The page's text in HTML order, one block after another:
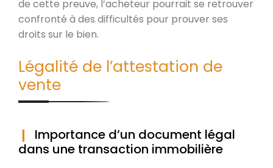
de cette preuve, l’acheteur pourrait se retrouver
confronté à des difficultés pour prouver ses
droits sur le bien.
Légalité de l’attestation de
vente
Importance d’un document légal
dans une transaction immobilière